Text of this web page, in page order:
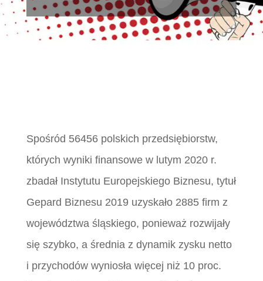
Spośród 56456 polskich przedsiębiorstw,
których wyniki finansowe w lutym 2020 r.
zbadał Instytutu Europejskiego Biznesu, tytuł
Gepard Biznesu 2019 uzyskało 2885 firm z
województwa śląskiego, ponieważ rozwijały
się szybko, a średnia z dynamik zysku netto
i przychodów wyniosła więcej niż 10 proc.